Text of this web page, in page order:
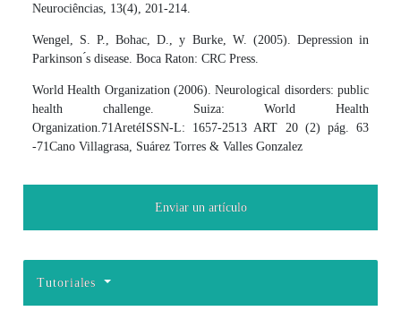
Neurociências, 13(4), 201-214.
Wengel, S. P., Bohac, D., y Burke, W. (2005). Depression in
Parkinson ́s disease. Boca Raton: CRC Press.
World Health Organization (2006). Neurological disorders: public
health challenge. Suiza: World Health
Organization.71AretéISSN-L: 1657-2513 ART 20 (2) pág. 63
-71Cano Villagrasa, Suárez Torres & Valles Gonzalez
Enviar un artículo
Tutoriales